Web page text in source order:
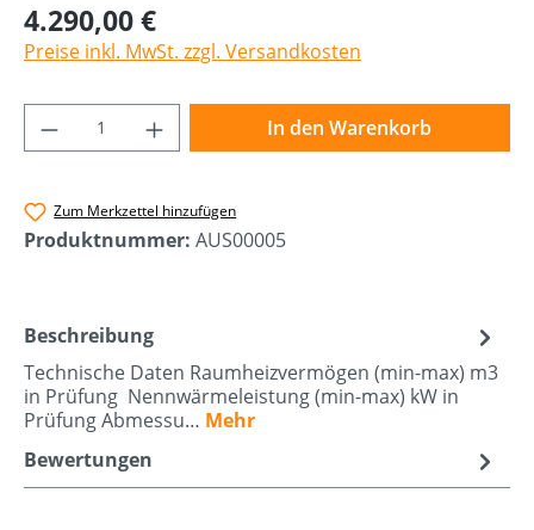
4.290,00 €
Preise inkl. MwSt. zzgl. Versandkosten
Produkt Anzahl: Gib den gewünschten
In den Warenkorb
Zum Merkzettel hinzufügen
Produktnummer: AUS00005
Beschreibung
Technische Daten Raumheizvermögen (min-max) m3
in Prüfung Nennwärmeleistung (min-max) kW in
Prüfung Abmessu… Mehr
Bewertungen